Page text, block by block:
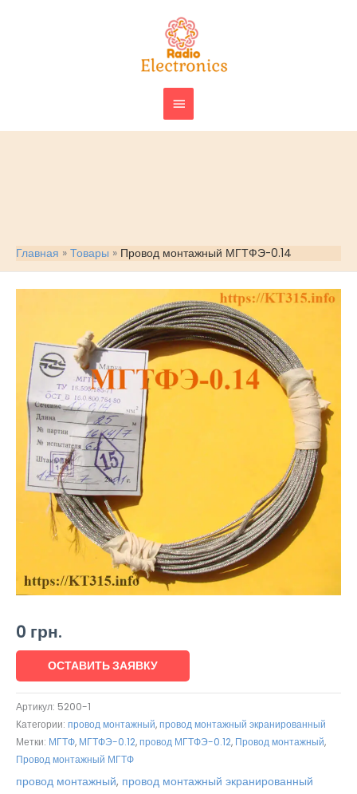
ГЛАВНОЕ
МЕНЮ
Главная Товары Провод монтажный МГТФЭ-0.14
0 грн.
ОСТАВИТЬ ЗАЯВКУ
Артикул: 5200-1
Категории: провод монтажный,провод монтажный экранированный
Метки: МГТФ, МГТФЭ-0.12,провод МГТФЭ-0.12, Провод монтажный,
Провод монтажный МГТФ
провод монтажный, провод монтажный экранированный